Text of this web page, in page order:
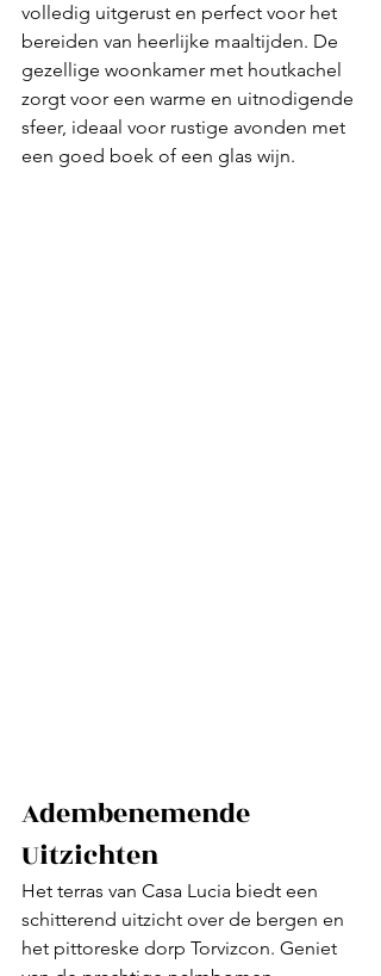
volledig uitgerust en perfect voor het
bereiden van heerlijke maaltijden. De
gezellige woonkamer met houtkachel
zorgt voor een warme en uitnodigende
sfeer, ideaal voor rustige avonden met
een goed boek of een glas wijn.
Adembenemende
Uitzichten
Het terras van Casa Lucia biedt een
schitterend uitzicht over de bergen en
het pittoreske dorp Torvizcon. Geniet